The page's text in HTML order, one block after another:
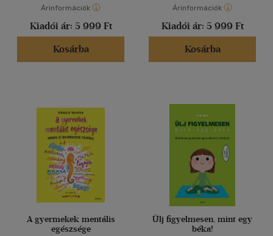
Árinformációk
Kiadói ár: 5 999 Ft
Kosárba
Árinformációk
Kiadói ár: 5 999 Ft
Kosárba
A gyermekek mentális
egészsége
Ülj figyelmesen, mint egy
béka!